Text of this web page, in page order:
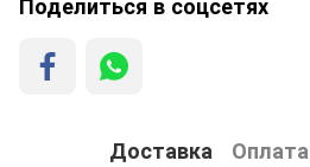
Доставка Оплата